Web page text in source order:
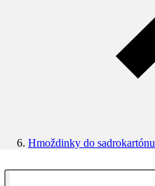
Hmoždinky do sadrokartónu